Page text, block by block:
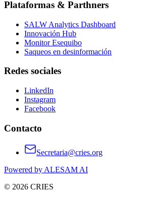
Plataformas & Parthners
SALW Analytics Dashboard
Innovación Hub
Monitor Esequibo
Saqueos en desinformación
Redes sociales
LinkedIn
Instagram
Facebook
Contacto
Secretaria@cries.org
Powered by ALESAM AI
© 2026 CRIES